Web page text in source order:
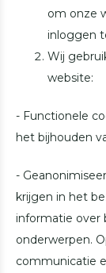
om onze
inloggen
Wij
website:
- Functionele
het bijhouden
-
krijgen in het
informatie over
onderwerpen.
communicatie